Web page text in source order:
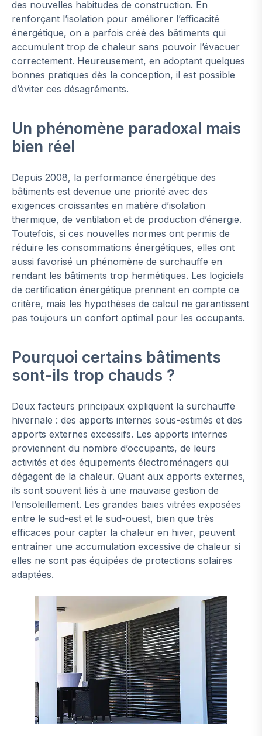
des nouvelles habitudes de construction. En
renforçant l’isolation pour améliorer l’efficacité
énergétique, on a parfois créé des bâtiments qui
accumulent trop de chaleur sans pouvoir l’évacuer
correctement. Heureusement, en adoptant quelques
bonnes pratiques dès la conception, il est possible
d’éviter ces désagréments.
Un phénomène paradoxal mais
bien réel
Depuis 2008, la performance énergétique des
bâtiments est devenue une priorité avec des
exigences croissantes en matière d’isolation
thermique, de ventilation et de production d’énergie.
Toutefois, si ces nouvelles normes ont permis de
réduire les consommations énergétiques, elles ont
aussi favorisé un phénomène de surchauffe en
rendant les bâtiments trop hermétiques. Les logiciels
de certification énergétique prennent en compte ce
critère, mais les hypothèses de calcul ne garantissent
pas toujours un confort optimal pour les occupants.
Pourquoi certains bâtiments
sont-ils trop chauds ?
Deux facteurs principaux expliquent la surchauffe
hivernale : des apports internes sous-estimés et des
apports externes excessifs. Les apports internes
proviennent du nombre d’occupants, de leurs
activités et des équipements électroménagers qui
dégagent de la chaleur. Quant aux apports externes,
ils sont souvent liés à une mauvaise gestion de
l’ensoleillement. Les grandes baies vitrées exposées
entre le sud-est et le sud-ouest, bien que très
efficaces pour capter la chaleur en hiver, peuvent
entraîner une accumulation excessive de chaleur si
elles ne sont pas équipées de protections solaires
adaptées.